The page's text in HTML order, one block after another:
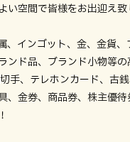
空間で皆様をお出迎え致
、インゴット、金、金貨
ンド品、ブランド小物等
手、テレホンカード、古
、金券、商品券、株主優